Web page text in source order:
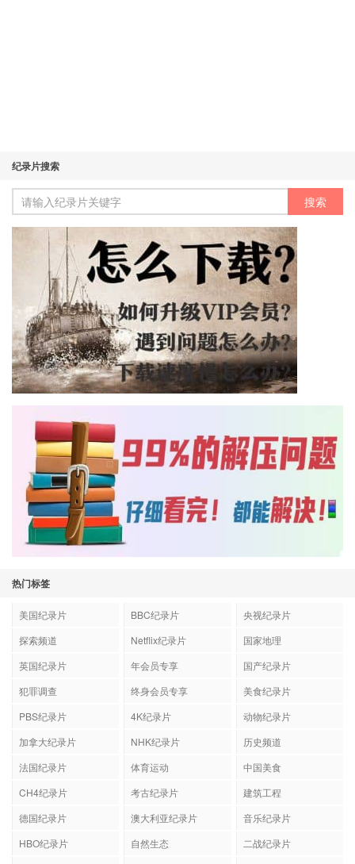
纪录片搜索
热门标签
美国纪录片 BBC纪录片
央视纪录片
探索频道
Netflix纪录片
国家地理
英国纪录片
年会员专享
国产纪录片
犯罪调查
终身会员专享
美食纪录片
PBS纪录片
4K纪录片
动物纪录片
加拿大纪录片
NHK纪录片
历史频道
法国纪录片
体育运动
中国美食
CH4纪录片
考古纪录片
建筑工程
德国纪录片
澳大利亚纪录片
音乐纪录片
HBO纪录片
自然生态
二战纪录片